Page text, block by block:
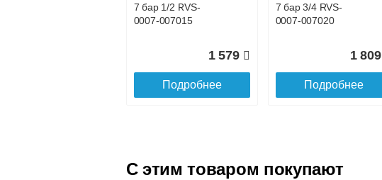
7 бар 1/2 RVS-
0007-007015
1 579
Подробнее
7 бар 3/4 RVS-
0007-007020
1 809
Подробнее
C этим товаром покупают